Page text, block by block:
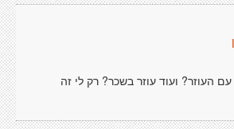
העוזר? ועוד עוזר בשכר? רק לי זה